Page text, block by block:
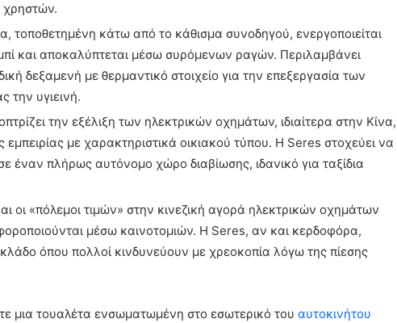
χρηστών.
τοποθετημένη κάτω από το κάθισμα συνοδηγού, ενεργοποιείται
και αποκαλύπτεται μέσω συρόμενων ραγών. Περιλαμβάνει
δεξαμενή με θερμαντικό στοιχείο για την επεξεργασία των
την υγιεινή.
την εξέλιξη των ηλεκτρικών οχημάτων, ιδιαίτερα στην Κίνα,
με χαρακτηριστικά οικιακού τύπου. Η Seres στοχεύει να
έναν πλήρως αυτόνομο χώρο διαβίωσης, ιδανικό για ταξίδια
οι «πόλεμοι τιμών» στην κινεζική αγορά ηλεκτρικών οχημάτων
μέσω καινοτομιών. Η Seres, αν και κερδοφόρα,
κλάδο όπου πολλοί κινδυνεύουν με χρεοκοπία λόγω της πίεσης
μια τουαλέτα ενσωματωμένη στο εσωτερικό του αυτοκινήτου